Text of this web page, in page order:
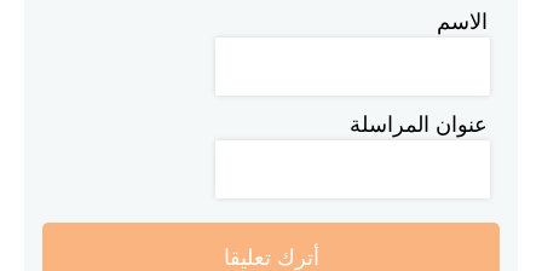
الاسم
عنوان المراسلة
أترك تعليقا